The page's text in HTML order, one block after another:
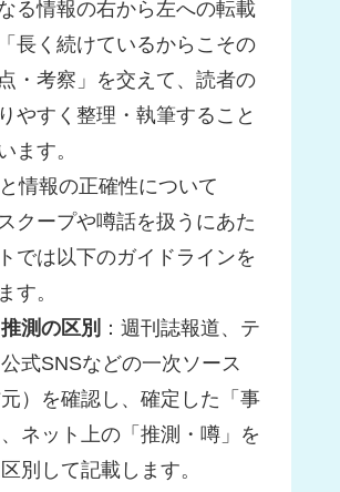
る情報の右から左への転載
長く続けているからこその
・考察」を交えて、読者の
やすく整理・執筆すること
ます。
情報の正確性について
クープや噂話を扱うにあた
では以下のガイドラインを
す。
測の区別 ：週刊誌報道、テ
式SNSなどの一次ソース
元）を確認し、確定した「事
ネット上の「推測・噂」を
別して記載します。